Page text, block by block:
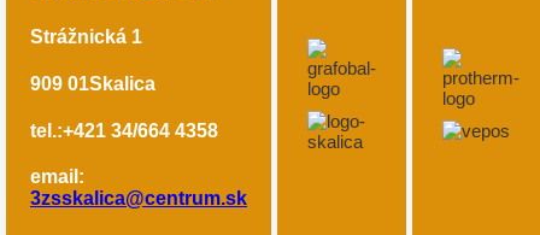
Strážnická 1
909 01Skalica
tel.:+421 34/664 4358
email:
3zsskalica@centrum.sk